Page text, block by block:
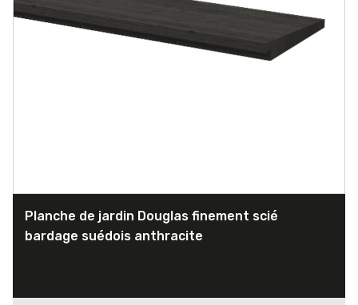
Planche de jardin Douglas finement scié
bardage suédois anthracite